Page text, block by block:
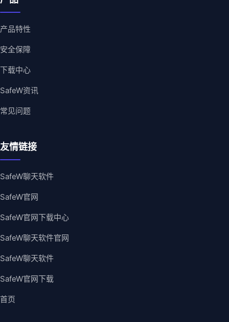
产品特性
安全保障
下载中心
SafeW资讯
常见问题
友情链接
SafeW聊天软件
SafeW官网
SafeW官网下载中心
SafeW聊天软件官网
SafeW聊天软件
SafeW官网下载
首页